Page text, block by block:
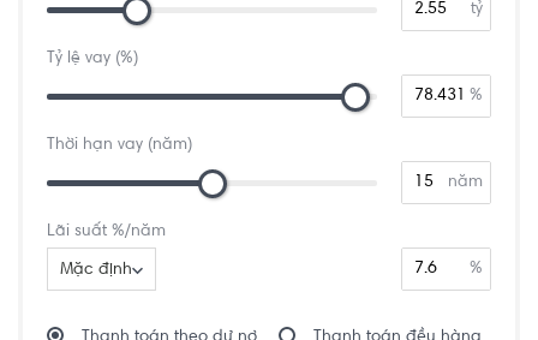
tỷ
Tỷ lệ vay (%)
%
Thời hạn vay (năm)
năm
Lãi suất %/năm
Mặc định %